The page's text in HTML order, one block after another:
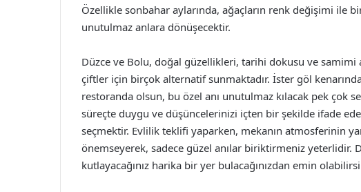
Özellikle sonbahar aylarında, ağaçların renk değişimi ile
unutulmaz anlara dönüşecektir.
Düzce ve Bolu, doğal güzellikleri, tarihi dokusu ve
çiftler için birçok alternatif sunmaktadır. İster göl
restoranda olsun, bu özel anı unutulmaz kılacak pek çok
süreçte duygu ve düşüncelerinizi içten bir şekilde ifade
seçmektir. Evlilik teklifi yaparken, mekanın atmosferinin
önemseyerek, sadece güzel anılar biriktirmeniz yeterlidir.
kutlayacağınız harika bir yer bulacağınızdan emin